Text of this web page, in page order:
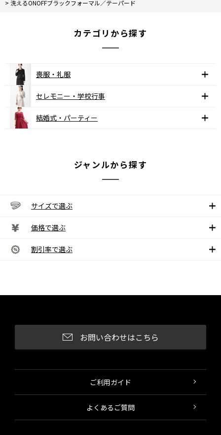
> 洗えるONOFFブラックフォーマル／テーパード
カテゴリから探す
喪服・礼服
セレモニー・学校行事
結婚式・パーティー
ジャンルから探す
サイズで選ぶ
価格で選ぶ
割引率で選ぶ
お問い合わせはこちら
ご利用ガイド
よくあるご質問